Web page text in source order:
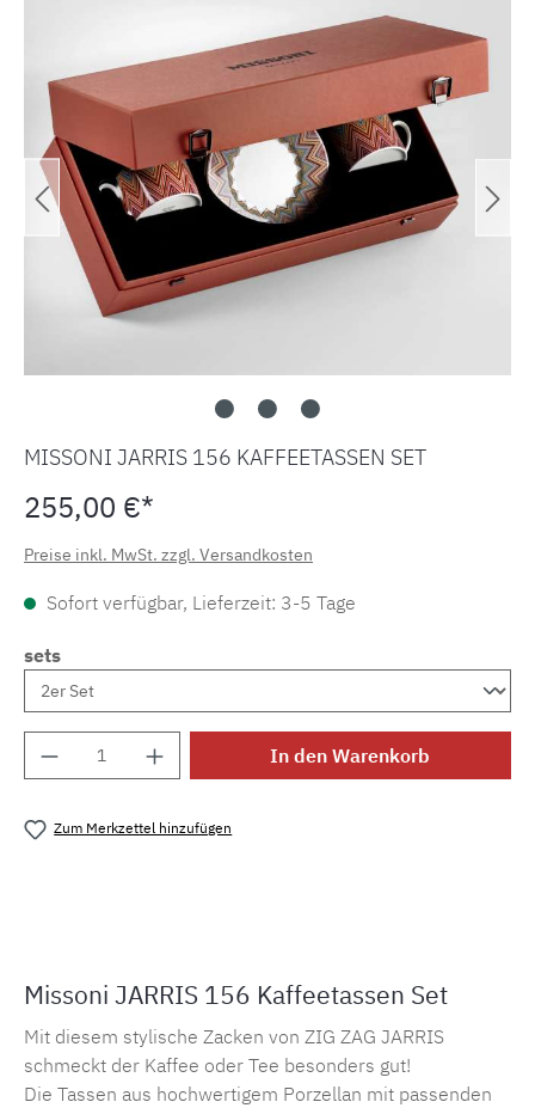
MISSONI JARRIS 156 KAFFEETASSEN SET
255,00 €*
Preise inkl. MwSt. zzgl. Versandkosten
Sofort verfügbar, Lieferzeit: 3-5 Tage
sets
Produkt Anzahl: Gib den gewünschten
In den Warenkorb
Zum Merkzettel hinzufügen
Missoni JARRIS 156 Kaffeetassen Set
Mit diesem stylische Zacken von ZIG ZAG JARRIS
schmeckt der Kaffee oder Tee besonders gut!
Die Tassen aus hochwertigem Porzellan mit passenden